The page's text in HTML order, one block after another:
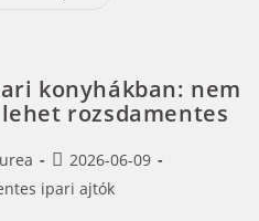
konyhákban: nem
rozsdamentes
2026-06-09
ipari ajtók